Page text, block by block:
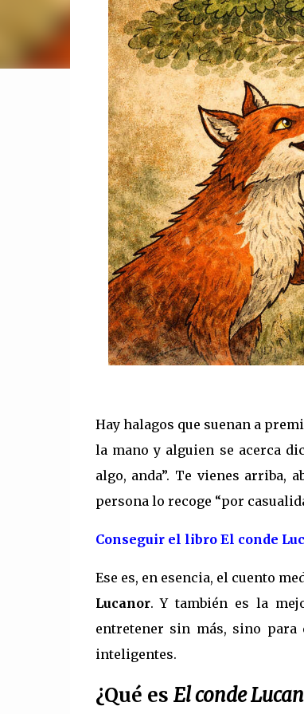
Hay halagos que suenan a
la mano y alguien se acerca
algo, anda”. Te vienes arriba,
persona lo recoge “por
Conseguir el libro El conde
Ese es, en esencia, el cuento
Lucanor. Y también es la
entretener sin más, sino para
inteligentes.
¿Qué es El conde